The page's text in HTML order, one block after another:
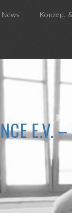
News Konzept
E.V.